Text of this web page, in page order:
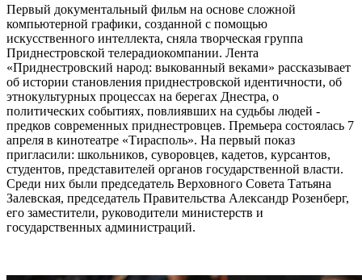
Первый документальный фильм на основе сложной
компьютерной графики, созданной с помощью
искусственного интеллекта, сняла творческая группа
Приднестровской телерадиокомпании. Лента
«Приднестровский народ: выкованный веками» рассказывает
об истории становления приднестровской идентичности, об
этнокультурных процессах на берегах Днестра, о
политических событиях, повлиявших на судьбы людей -
предков современных приднестровцев. Премьера состоялась 7
апреля в кинотеатре «Тирасполь». На первый показ
пригласили: школьников, суворовцев, кадетов, курсантов,
студентов, представителей органов государственной власти.
Среди них были председатель Верховного Совета Татьяна
Залевская, председатель Правительства Александр Розенберг,
его заместители, руководители министерств и
государственных администраций.